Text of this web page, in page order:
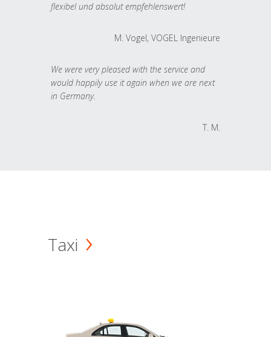
flexibel und absolut empfehlenswert!
M. Vogel, VOGEL Ingenieure
We were very pleased with the service and
would happily use it again when we are next
in Germany.
T. M.
Taxi